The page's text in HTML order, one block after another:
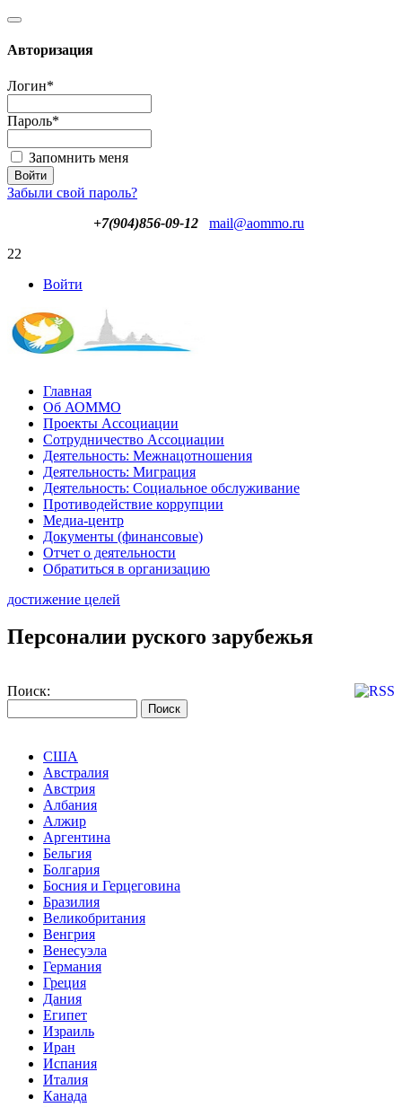
Авторизация
Логин*
Пароль*
Запомнить меня
Забыли свой пароль?
+7(904)856-09-12
mail@aommo.ru
22
Войти
Главная
Об АОММО
Проекты Ассоциации
Сотрудничество Ассоциации
Деятельность: Межнацотношения
Деятельность: Миграция
Деятельность: Социальное обслуживание
Противодействие коррупции
Медиа-центр
Документы (финансовые)
Отчет о деятельности
Обратиться в организацию
достижение целей
Персоналии руского зарубежья
Поиск:
США
Австралия
Австрия
Албания
Алжир
Аргентина
Бельгия
Болгария
Босния и Герцеговина
Бразилия
Великобритания
Венгрия
Венесуэла
Германия
Греция
Дания
Египет
Израиль
Иран
Испания
Италия
Канада